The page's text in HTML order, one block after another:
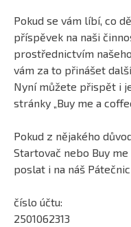
Pokud se vám líbí, co
příspěvek na naši
prostřednictvím
vám za to přinášet
Nyní můžete přispět i
stránky „Buy me a
Pokud z nějakého
Startovač nebo Buy
poslat i na náš
číslo účtu:
2501062313